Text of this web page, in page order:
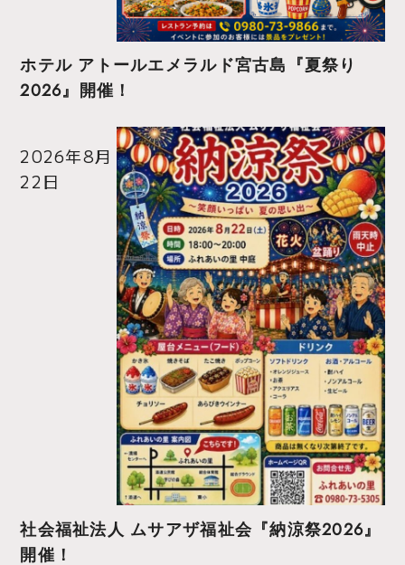
ホテル アトールエメラルド宮古島『夏祭り
2026』開催！
2026年8月
22日
社会福祉法人 ムサアザ福祉会『納涼祭2026』
開催！